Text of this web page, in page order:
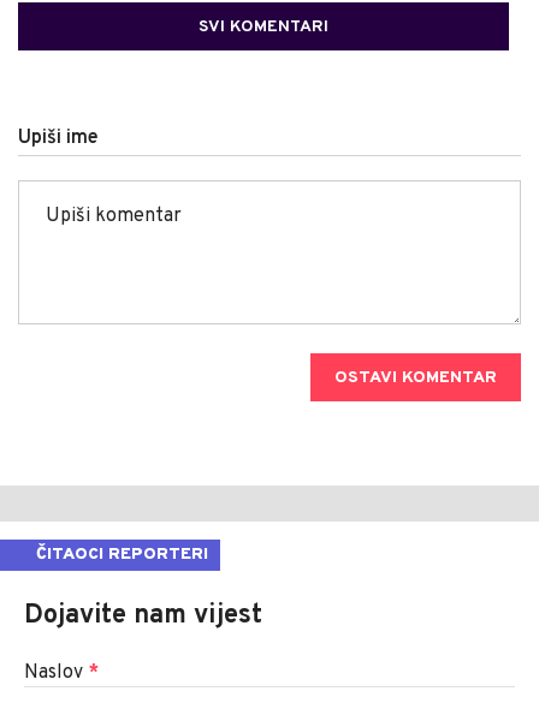
SVI KOMENTARI
Upiši ime
OSTAVI KOMENTAR
ČITAOCI REPORTERI
Dojavite nam vijest
Naslov *